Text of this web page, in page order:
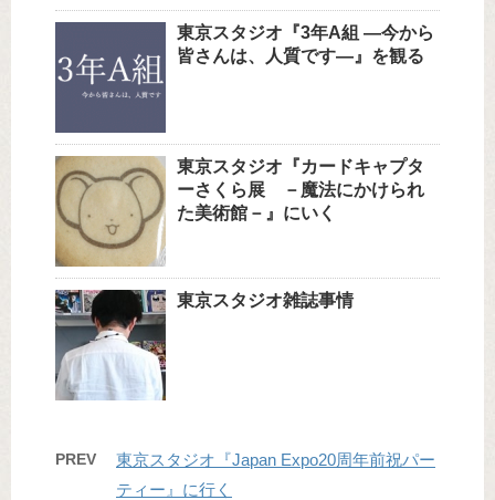
東京スタジオ『3年A組 ―今から
皆さんは、人質です―』を観る
東京スタジオ『カードキャプタ
ーさくら展 －魔法にかけられ
た美術館－』にいく
東京スタジオ雑誌事情
PREV
東京スタジオ『Japan Expo20周年前祝パー
ティー』に行く